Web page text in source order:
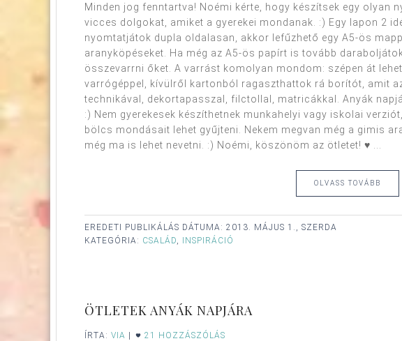
Minden jog fenntartva! Noémi kérte, hogy készítsek egy olyan
vicces dolgokat, amiket a gyerekei mondanak. :) Egy lapon 2
nyomtatjátok dupla oldalasan, akkor lefűzhető egy A5-ös
aranyköpéseket. Ha még az A5-ös papírt is tovább
összevarrni őket. A varrást komolyan mondom: szépen át
varrógéppel, kívülről kartonból ragaszthattok rá borítót, amit
technikával, dekortapasszal, filctollal, matricákkal. Anyák
:) Nem gyerekesek készíthetnek munkahelyi vagy iskolai
bölcs mondásait lehet gyűjteni. Nekem megvan még a gimis
még ma is lehet nevetni. :) Noémi, köszönöm az ötletet! ♥ ...
OLVASS TOVÁBB
EREDETI PUBLIKÁLÁS DÁTUMA: 2013. MÁJUS 1., SZERDA
KATEGÓRIA: CSALÁD, INSPIRÁCIÓ
ÖTLETEK ANYÁK NAPJÁRA
ÍRTA: VIA 21 HOZZÁSZÓLÁS